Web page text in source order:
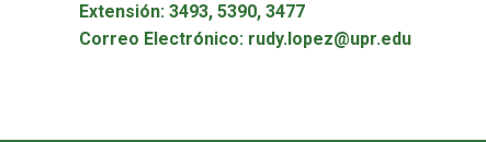
Extensión: 3493, 5390, 3477
Correo Electrónico: rudy.lopez@upr.edu